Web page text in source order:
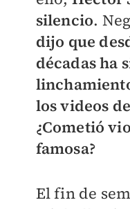
silencio.
dijo que
décadas ha
los videos
¿Cometió
famosa?
El fin de